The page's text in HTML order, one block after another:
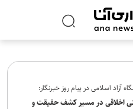
آزاد اسلامی در پیام روز خبرنگار:
اخلاقی در مسیر کشف حقیقت و